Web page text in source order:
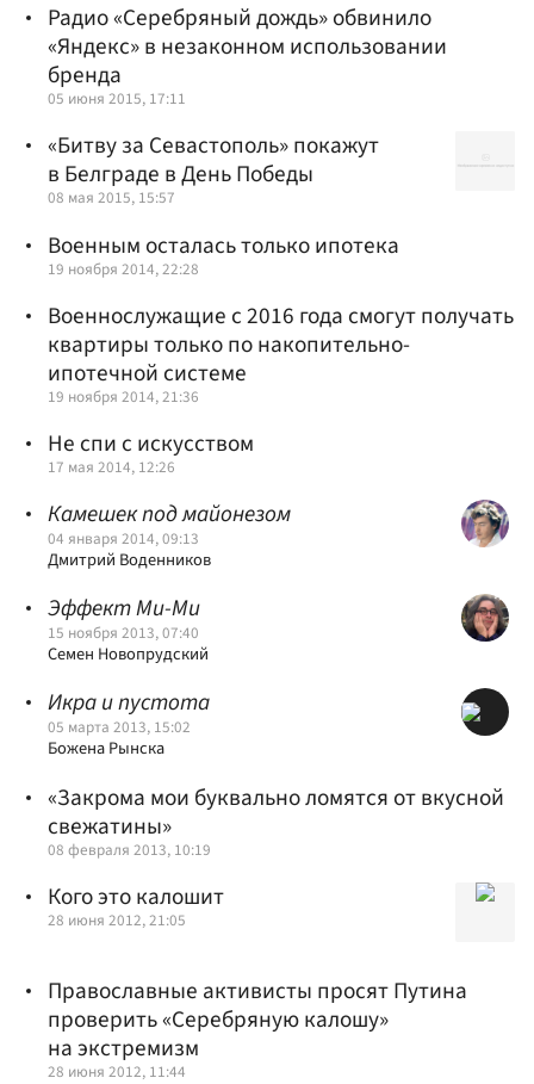
Радио «Серебряный дождь» обвинило
«Яндекс» в незаконном использовании
бренда
05 июня 2015, 17:11
«Битву за Севастополь» покажут
в Белграде в День Победы
08 мая 2015, 15:57
Военным осталась только ипотека
19 ноября 2014, 22:28
Военнослужащие с 2016 года смогут получать
квартиры только по накопительно-
ипотечной системе
19 ноября 2014, 21:36
Не спи с искусством
17 мая 2014, 12:26
Камешек под майонезом
04 января 2014, 09:13
Дмитрий Воденников
Эффект Ми-Ми
15 ноября 2013, 07:40
Семен Новопрудский
Икра и пустота
05 марта 2013, 15:02
Божена Рынска
«Закрома мои буквально ломятся от вкусной
свежатины»
08 февраля 2013, 10:19
Кого это калошит
28 июня 2012, 21:05
Православные активисты просят Путина
проверить «Серебряную калошу»
на экстремизм
28 июня 2012, 11:44